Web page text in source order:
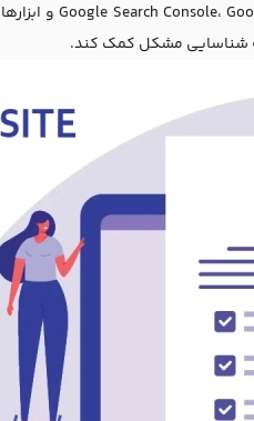
شناسایی مشکل کمک کند.